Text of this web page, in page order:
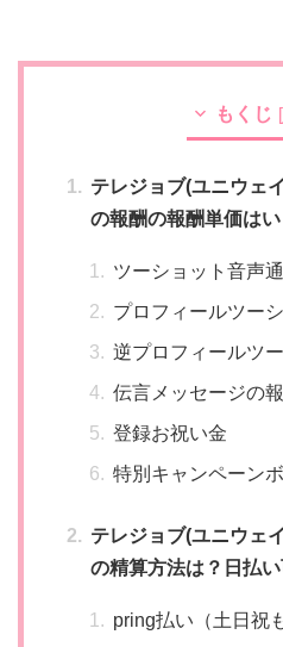
もくじ [
テレジョブ(ユニウェ
の報酬の報酬単価はい
ツーショット音声
プロフィールツー
逆プロフィールツ
伝言メッセージの
登録お祝い金
特別キャンペーン
テレジョブ(ユニウェ
の精算方法は？日払い
pring払い（土日祝